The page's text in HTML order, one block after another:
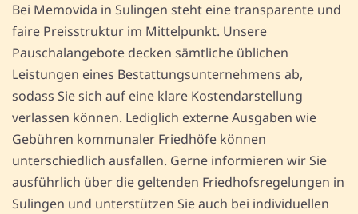
Bei Memovida in Sulingen steht eine transparente und
faire Preisstruktur im Mittelpunkt. Unsere
Pauschalangebote decken sämtliche üblichen
Leistungen eines Bestattungsunternehmens ab,
sodass Sie sich auf eine klare Kostendarstellung
verlassen können. Lediglich externe Ausgaben wie
Gebühren kommunaler Friedhöfe können
unterschiedlich ausfallen. Gerne informieren wir Sie
ausführlich über die geltenden Friedhofsregelungen in
Sulingen und unterstützen Sie auch bei individuellen